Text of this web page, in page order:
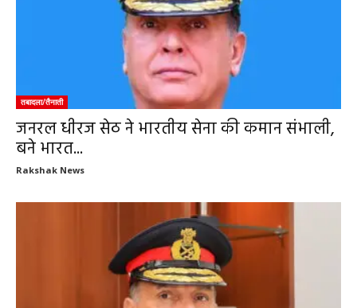
तबादला/तैनाती
जनरल धीरज सेठ ने भारतीय सेना की कमान संभाली,
बने भारत...
Rakshak News